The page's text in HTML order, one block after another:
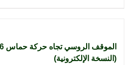
(النسخة الإلكترونية)